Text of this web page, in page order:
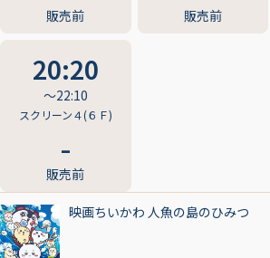
販売前 販売前
20:20
〜22:10
スクリーン４(６Ｆ)
販売前
映画ちいかわ 人魚の島のひみつ